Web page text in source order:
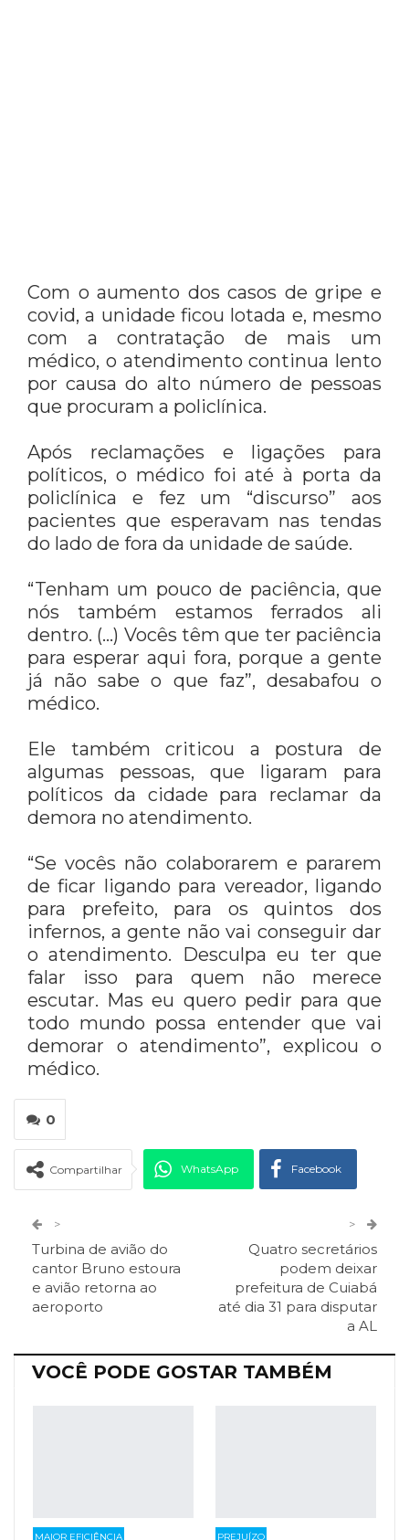
Com o aumento dos casos de gripe e
covid, a unidade ficou lotada e, mesmo
com a contratação de mais um
médico, o atendimento continua lento
por causa do alto número de pessoas
que procuram a policlínica.
Após reclamações e ligações para
políticos, o médico foi até à porta da
policlínica e fez um “discurso” aos
pacientes que esperavam nas tendas
do lado de fora da unidade de saúde.
“Tenham um pouco de paciência, que
nós também estamos ferrados ali
dentro. (…) Vocês têm que ter paciência
para esperar aqui fora, porque a gente
já não sabe o que faz”, desabafou o
médico.
Ele também criticou a postura de
algumas pessoas, que ligaram para
políticos da cidade para reclamar da
demora no atendimento.
“Se vocês não colaborarem e pararem
de ficar ligando para vereador, ligando
para prefeito, para os quintos dos
infernos, a gente não vai conseguir dar
o atendimento. Desculpa eu ter que
falar isso para quem não merece
escutar. Mas eu quero pedir para que
todo mundo possa entender que vai
demorar o atendimento”, explicou o
médico.
0
Compartilhar WhatsApp Facebook
Telegram
Facebook Messenger Viber O email
>
Turbina de avião do
cantor Bruno estoura
e avião retorna ao
aeroporto
>
Quatro secretários
podem deixar
prefeitura de Cuiabá
até dia 31 para disputar
a AL
VOCÊ PODE GOSTAR TAMBÉM
MAIOR EFICIÊNCIA PREJUÍZO